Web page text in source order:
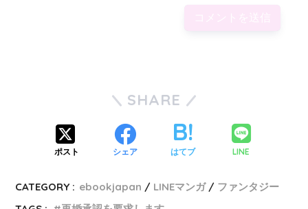
SHARE
ポスト シェア はてブ LINE
CATEGORY : ebookjapan LINEマンガ
ファンタジー